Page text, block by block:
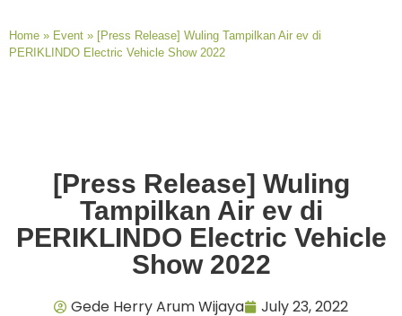
Home » Event » [Press Release] Wuling Tampilkan Air ev di
PERIKLINDO Electric Vehicle Show 2022
[Press Release] Wuling
Tampilkan Air ev di
PERIKLINDO Electric Vehicle
Show 2022
Gede Herry Arum Wijaya July 23, 2022